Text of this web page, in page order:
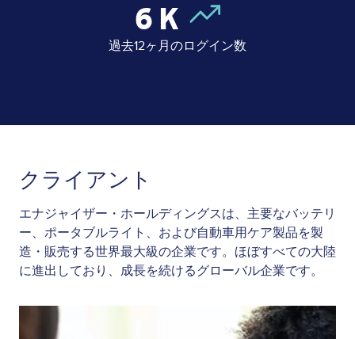
6 K
過去12ヶ月のログイン数
クライアント
エナジャイザー・ホールディングスは、主要なバッテリ
ー、ポータブルライト、および自動車用ケア製品を製
造・販売する世界最大級の企業です。ほぼすべての大陸
に進出しており、成長を続けるグローバル企業です。